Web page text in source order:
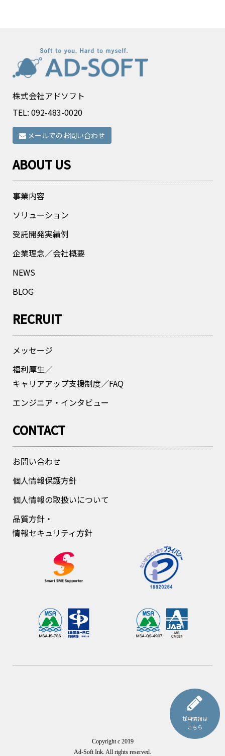
採用情報は
こちら
株式会社アドソフト
TEL: 092-483-0020
メールでのお問い合わせ
ABOUT US
事業内容
ソリューション
受託開発実績例
企業理念／会社概要
NEWS
BLOG
RECRUIT
メッセージ
福利厚生／
キャリアアップ支援制度／FAQ
エンジニア・インタビュー
CONTACT
お問い合わせ
個人情報保護方針
個人情報の取扱いについて
品質方針・
情報セキュリティ方針
Copyright c 2019
Ad-Soft Ink. All rights reserved.